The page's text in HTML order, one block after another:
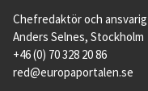
Chefredaktör och
Anders Selnes, Stockholm
+46 (0) 70 328 20 86
red@europaportalen.se